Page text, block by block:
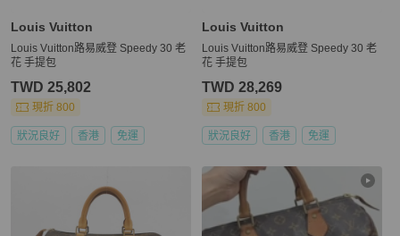
Louis Vuitton
Louis Vuitton路易威登 Speedy 30 老
花 手提包
TWD 25,802
現折 800
狀況良好 香港 免運
Louis Vuitton
Louis Vuitton路易威登 Speedy 30 老
花 手提包
TWD 28,269
現折 800
狀況良好 香港 免運